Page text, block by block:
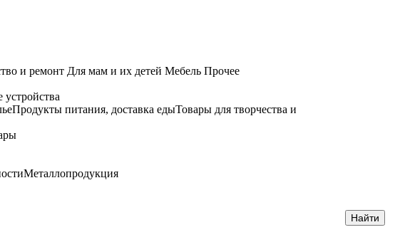
и ремонт Для мам и их детей Мебель Прочее
Продукты питания, доставка едыТовары для творчества и
Металлопродукция